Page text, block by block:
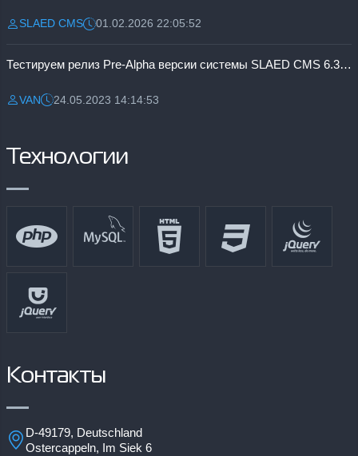
Разместил:
SLAED CMSДата:01.02.2026 22:05:52
Тестируем релиз Pre-Alpha версии системы SLAED CMS 6.3 Pro
Разместил:
VANДата:24.05.2023 14:14:53
Технологии
Контакты
D-49179, Deutschland
Ostercappeln, Im Siek 6